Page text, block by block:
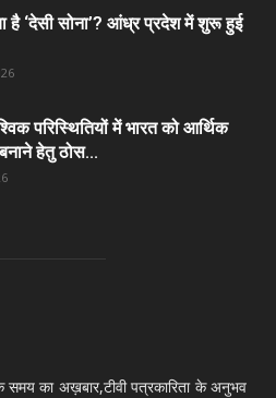
है ‘देसी सोना’? आंध्र प्रदेश में शुरू हुई
परिस्थितियों में भारत को आर्थिक
हेतु ठोस...
का अख़बार,टीवी पत्रकारिता के अनुभव